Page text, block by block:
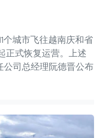
个城市飞往越南庆和省
正式恢复运营。上述
公司总经理阮德晋公布